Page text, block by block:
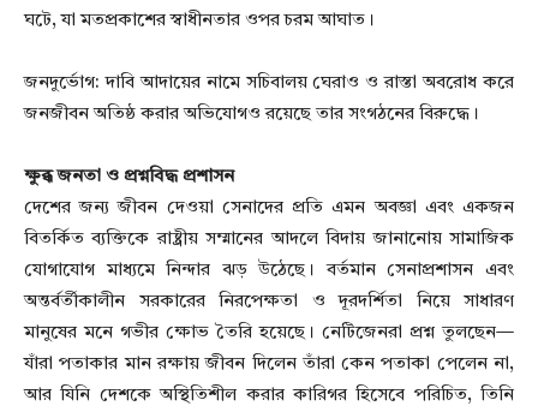
ঘটে, যা মতপ্রকাশের স্বাধীনতার ওপর চরম আঘাত।
জনদুর্ভোগ: দাবি আদায়ের নামে সচিবালয় ঘেরাও ও রাস্তা অবরোধ করে
জনজীবন অতিষ্ঠ করার অভিযোগও রয়েছে তার সংগঠনের বিরুদ্ধে।
ক্ষুব্ধ জনতা ও প্রশ্নবিদ্ধ প্রশাসন
দেশের জন্য জীবন দেওয়া সেনাদের প্রতি এমন অবজ্ঞা এবং একজন
বিতর্কিত ব্যক্তিকে রাষ্ট্রীয় সম্মানের আদলে বিদায় জানানোয় সামাজিক
যোগাযোগ মাধ্যমে নিন্দার ঝড় উঠেছে। বর্তমান সেনাপ্রশাসন এবং
অন্তর্বর্তীকালীন সরকারের নিরপেক্ষতা ও দূরদর্শিতা নিয়ে সাধারণ
মানুষের মনে গভীর ক্ষোভ তৈরি হয়েছে। নেটিজেনরা প্রশ্ন তুলছেন—
যাঁরা পতাকার মান রক্ষায় জীবন দিলেন তাঁরা কেন পতাকা পেলেন না,
আর যিনি দেশকে অস্থিতিশীল করার কারিগর হিসেবে পরিচিত, তিনি